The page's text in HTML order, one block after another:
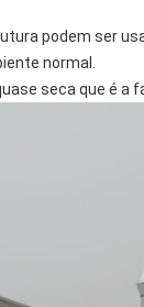
podem ser
normal.
seca que é a